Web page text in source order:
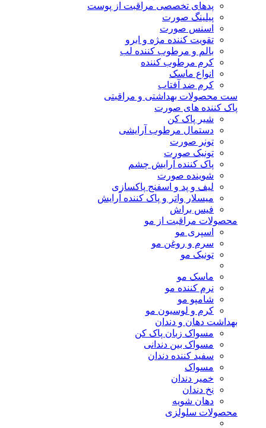
پدهای تخصصی مراقبت از پوست
پیلینگ صورت
اسنس صورت
تقویت کننده مژه و ابرو
بالم و مرطوب کننده لب
کرم مرطوب کننده
انواع ماسک
کرم ضد آفتاب
ست محصولات بهداشتی و مراقبتی
پاک کننده های صورت
شیر پاک کن
دستمال مرطوب آرایشی
تونر صورت
تونیک صورت
پاک کننده آرایش چشم
شوینده صورت
لیف و پد و اسفنج پاکسازی
میسلار واتر و پاک کننده آرایش
فیس براش
محصولات مراقبت از مو
اسپری مو
سرم و روغن مو
تونیک مو
ماسک مو
نرم کننده مو
شامپو مو
کرم و لوسیون مو
بهداشت دهان و دندان
مسواک زبان پاک کن
مسواک بین دندانی
سفید کننده دندان
مسواک
خمیر دندان
نخ دندان
دهان شویه
محصولات سلولزی